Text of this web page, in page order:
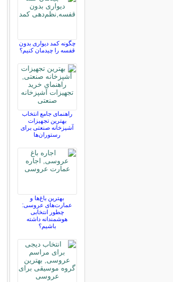
چگونه کمد دیواری بدون
قفسه را چیدمان کنیم؟
راهنمای جامع انتخاب
بهترین تجهیزات
آشپزخانه صنعتی برای
رستوران‌ها
بهترین باغ‌ها و
عمارت‌های عروسی:
چطور انتخابی
هوشمندانه داشته
باشیم؟